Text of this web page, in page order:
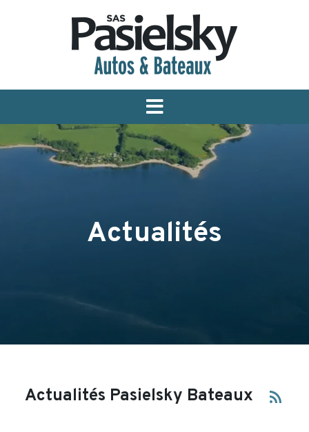
Menu
Actualités
rss_feed
Actualités Pasielsky Bateaux